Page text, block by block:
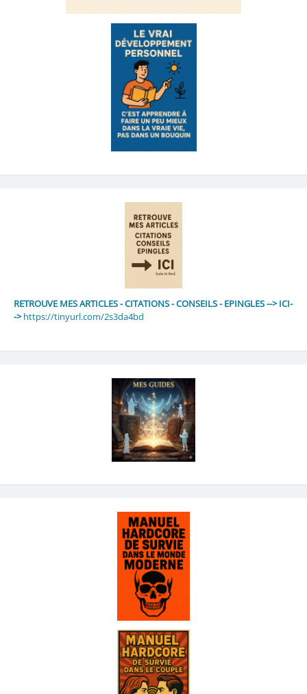
RETROUVE MES ARTICLES - CITATIONS - CONSEILS - EPINGLES --> ICI-
-> https://tinyurl.com/2s3da4bd